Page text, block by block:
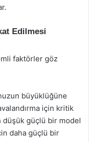
Edilmesi
faktörler göz
büyüklüğüne
için kritik
düşük güçlü bir model
daha güçlü bir